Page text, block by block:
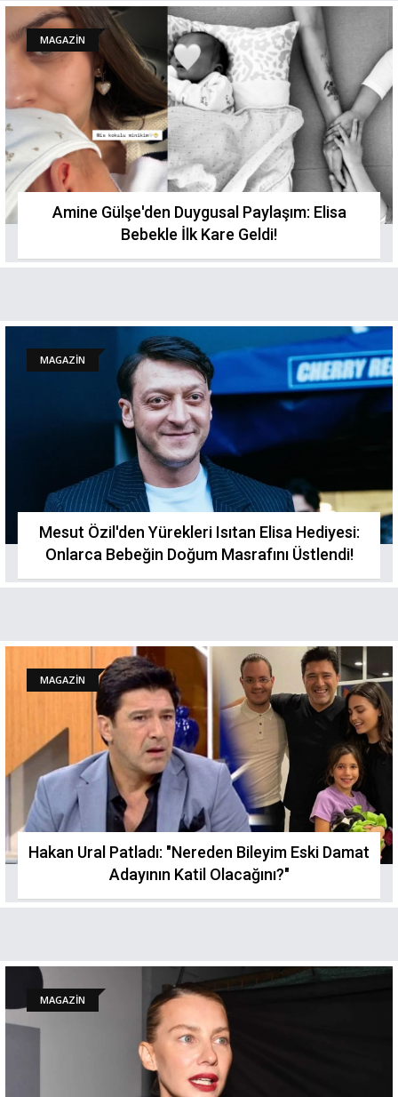
MAGAZİN
Amine Gülşe'den Duygusal Paylaşım: Elisa
Bebekle İlk Kare Geldi!
MAGAZİN
Mesut Özil'den Yürekleri Isıtan Elisa Hediyesi:
Onlarca Bebeğin Doğum Masrafını Üstlendi!
MAGAZİN
Hakan Ural Patladı: "Nereden Bileyim Eski Damat
Adayının Katil Olacağını?"
MAGAZİN